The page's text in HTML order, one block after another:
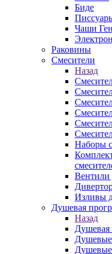
Биде
Чаши
Раковины
Смесители
Назад
Наборы
Вентили
Изливы
Душевая
Назад
Душевая